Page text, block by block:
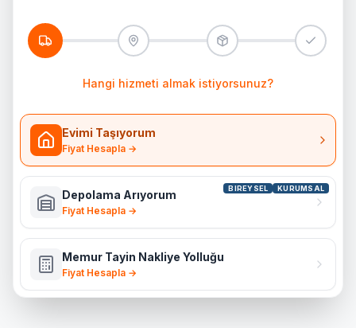
Hangi hizmeti almak istiyorsunuz?
Evimi Taşıyorum
Fiyat Hesapla →
BIREYSEL KURUMSAL
Depolama Arıyorum
Fiyat Hesapla →
Memur Tayin Nakliye Yolluğu
Fiyat Hesapla →